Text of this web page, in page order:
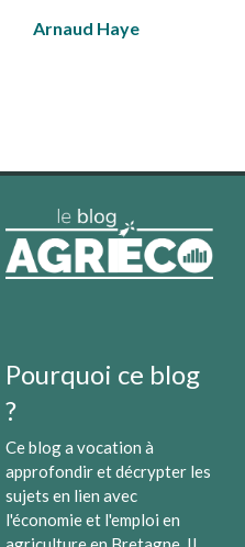
Arnaud Haye
Pourquoi ce blog
?
Ce blog a vocation à
approfondir et décrypter les
sujets en lien avec
l'économie et l'emploi en